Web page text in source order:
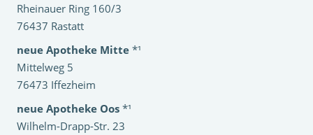
Rheinauer Ring 160/3
76437 Rastatt
neue Apotheke Mitte *¹
Mittelweg 5
76473 Iffezheim
neue Apotheke Oos *¹
Wilhelm-Drapp-Str. 23